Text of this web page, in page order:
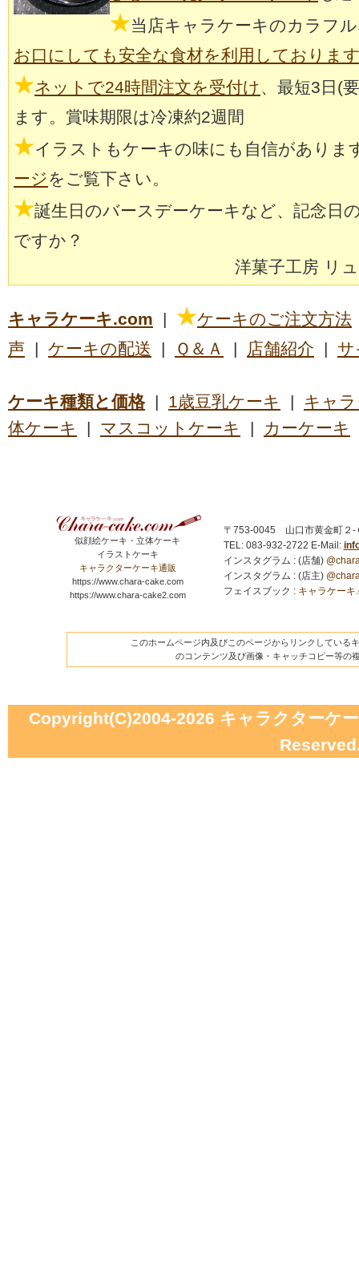
★当店キャラケーキのカラフ
お口にしても安全な食材を利用しておりま
★ネットで24時間注文を受付け、最短3日(
ます。賞味期限は冷凍約2週間
★イラストもケーキの味にも自信がありま
ージをご覧下さい。
★誕生日のバースデーケーキなど、記念日
ですか？
洋菓子工房 リ
キャラケーキ.com | ★ケーキのご注文方法
声 | ケーキの配送 | Ｑ＆Ａ | 店舗紹介 | サ
ケーキ種類と価格| 1歳豆乳ケーキ | キャ
体ケーキ
| マスコットケーキ | カーケーキ
似顔絵ケーキ・立体ケーキ
イラストケーキ
キャラクターケーキ通販
https://www.chara-cake.com
https://www.chara-cake2.com
〒753-0045 山口市黄金町
TEL: 083-932-2722 E-Mail:
インスタグラム : (店舗)
インスタグラム : (店主)
フェイスブック : キャラケー
このホームページ内及びこのページからリンクしている
のコンテンツ及び画像・キャッチコピー等の
Copyright(C)2004-2026 キャラクターケ